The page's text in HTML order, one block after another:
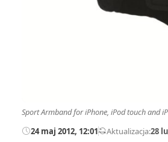
Sport Armband for iPhone, iPod touch and
24 maj 2012, 12:01—Aktualizacja:28